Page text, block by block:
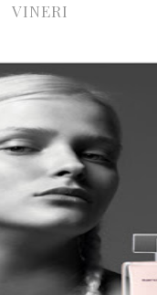
VINERI